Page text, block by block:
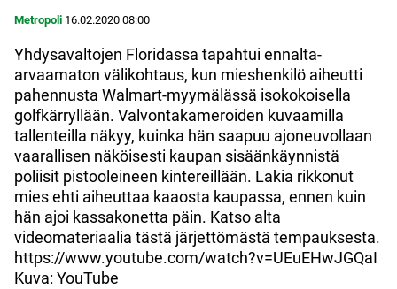
Metropoli 16.02.2020 08:00
Yhdysavaltojen Floridassa tapahtui ennalta-
arvaamaton välikohtaus, kun mieshenkilö aiheutti
pahennusta Walmart-myymälässä isokokoisella
golfkärryllään. Valvontakameroiden kuvaamilla
tallenteilla näkyy, kuinka hän saapuu ajoneuvollaan
vaarallisen näköisesti kaupan sisäänkäynnistä
poliisit pistooleineen kintereillään. Lakia rikkonut
mies ehti aiheuttaa kaaosta kaupassa, ennen kuin
hän ajoi kassakonetta päin. Katso alta
videomateriaalia tästä järjettömästä tempauksesta.
https://www.youtube.com/watch?v=UEuEHwJGQaI
Kuva: YouTube